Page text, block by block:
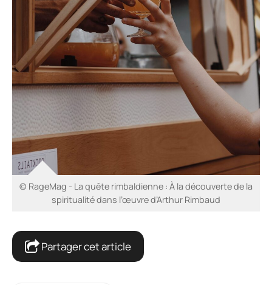
© RageMag - La quête rimbaldienne : À la découverte de la
spiritualité dans l’œuvre d’Arthur Rimbaud
Partager cet article